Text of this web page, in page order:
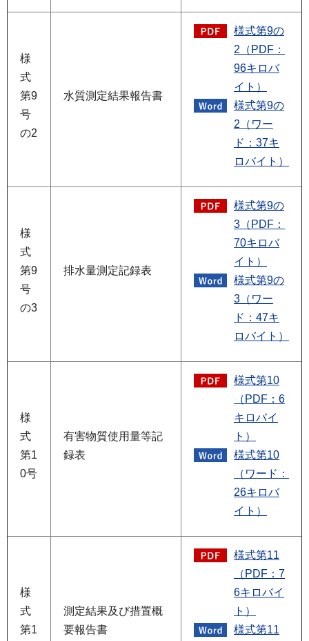
様
式
第9
号
の2
水質測定結果報告書
様式第9の
2（PDF：
96キロバ
イト）
様式第9の
2（ワー
ド：37キ
ロバイト）
様
式
第9
号
の3
排水量測定記録表
様式第9の
3（PDF：
70キロバ
イト）
様式第9の
3（ワー
ド：47キ
ロバイト）
様
式
第1
0号
有害物質使用量等記
録表
様式第10
（PDF：6
キロバイ
ト）
様式第10
（ワード：
26キロバ
イト）
様
式
第1
測定結果及び措置概
要報告書
様式第11
（PDF：7
6キロバイ
ト）
様式第11